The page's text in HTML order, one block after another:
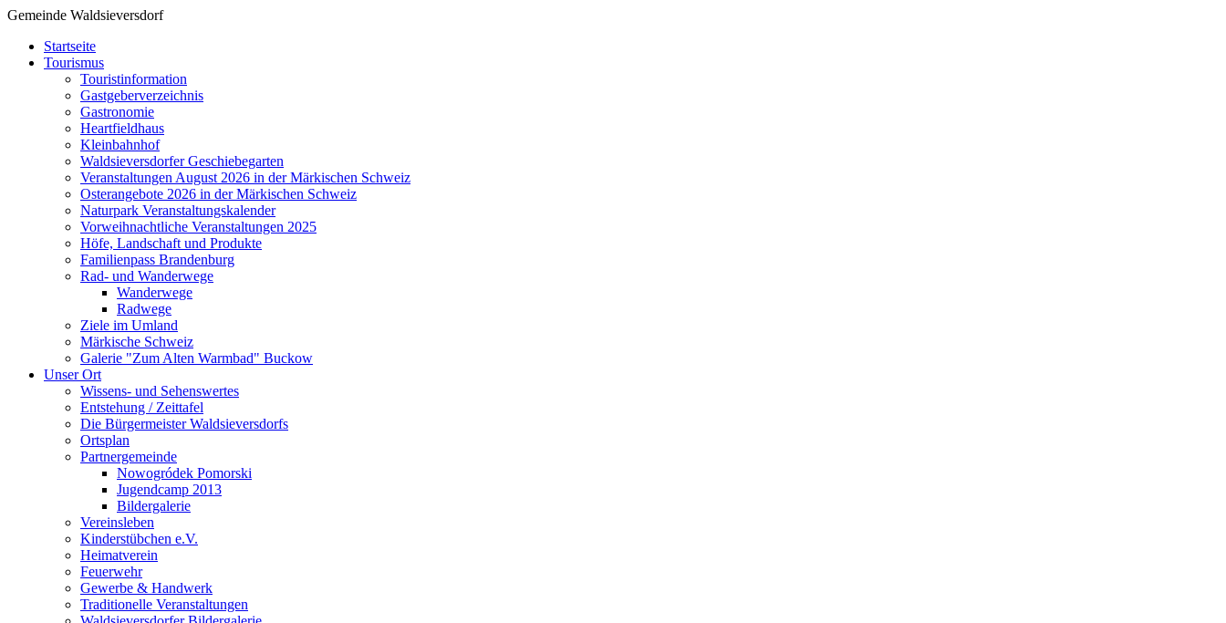
Gemeinde Waldsieversdorf
Startseite
Tourismus
Touristinformation
Gastgeberverzeichnis
Gastronomie
Heartfieldhaus
Kleinbahnhof
Waldsieversdorfer Geschiebegarten
Veranstaltungen August 2026 in der Märkischen Schweiz
Osterangebote 2026 in der Märkischen Schweiz
Naturpark Veranstaltungskalender
Vorweihnachtliche Veranstaltungen 2025
Höfe, Landschaft und Produkte
Familienpass Brandenburg
Rad- und Wanderwege
Wanderwege
Radwege
Ziele im Umland
Märkische Schweiz
Galerie "Zum Alten Warmbad" Buckow
Unser Ort
Wissens- und Sehenswertes
Entstehung / Zeittafel
Die Bürgermeister Waldsieversdorfs
Ortsplan
Partnergemeinde
Nowogródek Pomorski
Jugendcamp 2013
Bildergalerie
Vereinsleben
Kinderstübchen e.V.
Heimatverein
Feuerwehr
Gewerbe & Handwerk
Traditionelle Veranstaltungen